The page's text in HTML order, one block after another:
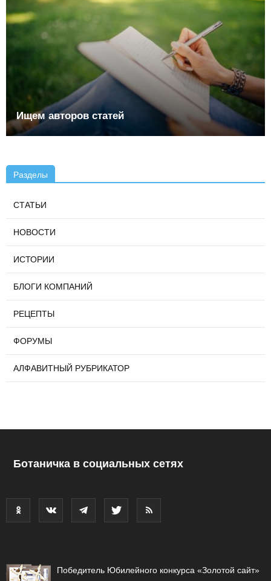
Ищем авторов статей
Разделы
СТАТЬИ
НОВОСТИ
ИСТОРИИ
БЛОГИ КОМПАНИЙ
РЕЦЕПТЫ
ФОРУМЫ
АЛФАВИТНЫЙ РУБРИКАТОР
Ботаничка в социальных сетях
Победитель Юбилейного конкурса «Золотой сайт»